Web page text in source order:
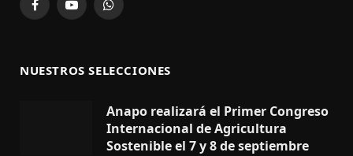
FacebookYouTubeWhatsApp
NUESTROS SELECCIONES
Anapo realizará el Primer Congreso
Internacional de Agricultura
Sostenible el 7 y 8 de septiembre